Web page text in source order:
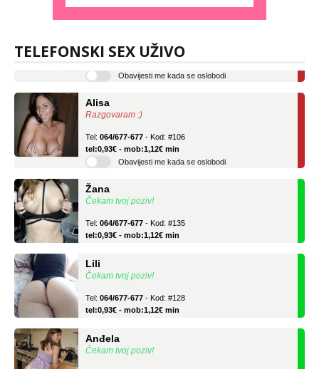
TELEFONSKI SEX UŽIVO
Liliana
Razgovaram :)
tel:0,93€ - mob:1,12€ min
Razgovaram :)
tel:0,93€ - mob:1,12€ min
Obavijesti me kada se oslobodi
Čekam tvoj poziv!
tel:0,93€ - mob:1,12€ min
Čekam tvoj poziv!
tel:0,93€ - mob:1,12€ min
Čekam tvoj poziv!